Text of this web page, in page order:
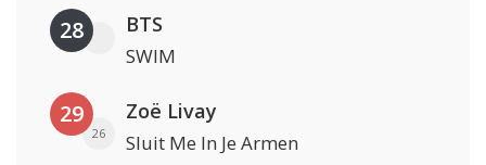
28 BTS
SWIM
29
26
Zoë Livay
Sluit Me In Je Armen